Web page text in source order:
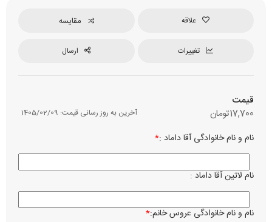
علاقه مقایسه
تغییرات ارسال
قیمت
تومان17,700 آخرین به روز رسانی قیمت: 1405/02/09
*نام و نام خانوادگی آقا داماد :
نام لاتین آقا داماد :
*نام و نام خانوادگی عروس خانم: